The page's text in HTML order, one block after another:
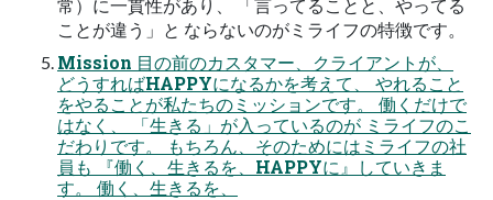
常）に一貫性があり、 「言ってることと、やってる
ことが違う」と ならないのがミライフの特徴です。
Mission 目の前のカスタマー、クライアントが、
どうすればHAPPYになるかを考えて、 やれること
をやることが私たちのミッションです。 働くだけで
はなく、 「生きる」が入っているのが ミライフのこ
だわりです。 もちろん、そのためにはミライフの社
員も 『働く、生きるを、HAPPYに』していきま
す。 働く、生きるを、